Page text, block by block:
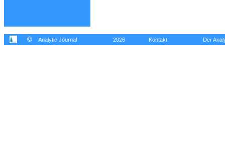
© Analytic Journal 2026 Kontakt Der